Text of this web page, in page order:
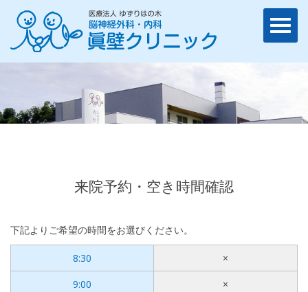
来院予約・空き時間確認
下記よりご希望の時間をお選びください。
8:30
×
9:00
×